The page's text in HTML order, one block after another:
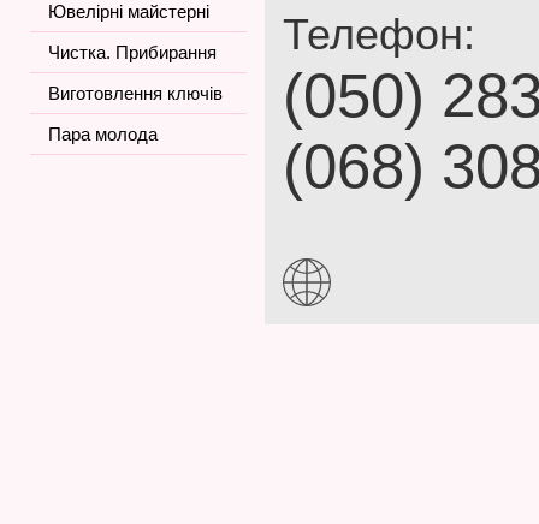
Ювелірні майстерні
Чистка. Прибирання
Виготовлення ключів
Пара молода
Телефон:
(050)
(068)